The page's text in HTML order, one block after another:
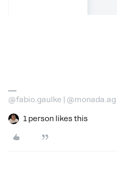
@fabio.gaulke | @monada.ag
1 person likes this